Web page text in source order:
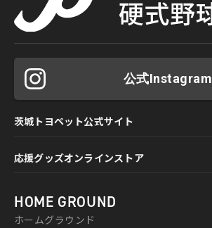
公式Instagram
茨城トヨペット公式サイト
応援グッズオンラインストア
HOME GROUND
ホームグラウンド